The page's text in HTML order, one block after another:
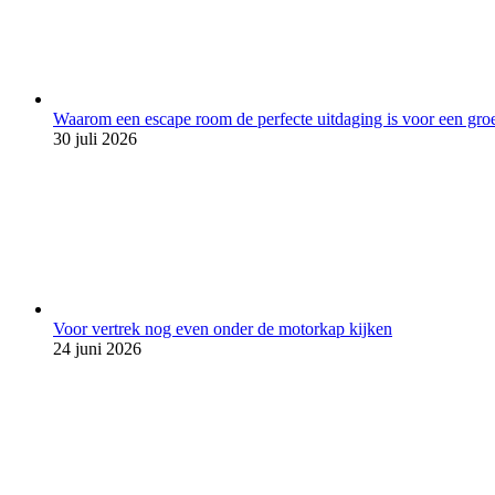
Waarom een escape room de perfecte uitdaging is voor een
30 juli 2026
Voor vertrek nog even onder de motorkap kijken
24 juni 2026